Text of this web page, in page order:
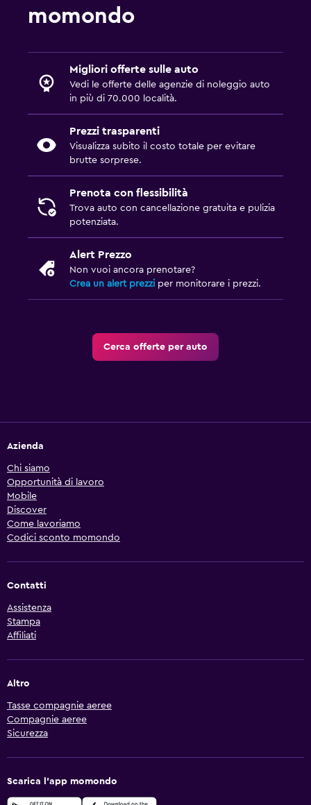
momondo
Migliori offerte sulle auto
Vedi le offerte delle agenzie di noleggio auto
in più di 70.000 località.
Prezzi trasparenti
Visualizza subito il costo totale per evitare
brutte sorprese.
Prenota con flessibilità
Trova auto con cancellazione gratuita e pulizia
potenziata.
Alert Prezzo
Non vuoi ancora prenotare?
Crea un alert prezzi per monitorare i prezzi.
Cerca offerte per auto
Azienda
Chi siamo
Opportunità di lavoro
Mobile
Discover
Come lavoriamo
Codici sconto momondo
Contatti
Assistenza
Stampa
Affiliati
Altro
Tasse compagnie aeree
Compagnie aeree
Sicurezza
Scarica l'app momondo